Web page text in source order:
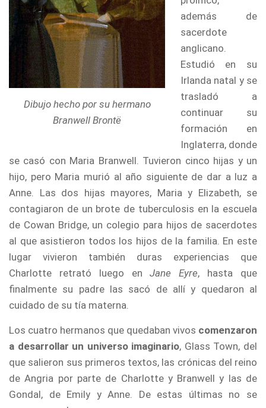
Dibujo hecho por su hermano
Branwell Brontë
además de
sacerdote
anglicano.
Estudió en su
Irlanda natal y se
trasladó a
continuar su
formación en
Inglaterra, donde
se casó con Maria Branwell. Tuvieron cinco hijas y un
hijo, pero Maria murió al año siguiente de dar a luz a
Anne. Las dos hijas mayores, Maria y Elizabeth, se
contagiaron de un brote de tuberculosis en la escuela
de Cowan Bridge, un colegio para hijos de sacerdotes
al que asistieron todos los hijos de la familia. En este
lugar vivieron también duras experiencias que
Charlotte retrató luego enJane Eyre, hasta que
finalmente su padre las sacó de allí y quedaron al
cuidado de su tía materna.
Los cuatro hermanos que quedaban vivos comenzaron
a desarrollar un universo imaginario, Glass Town, del
que salieron sus primeros textos, las crónicas del reino
de Angria por parte de Charlotte y Branwell y las de
Gondal, de Emily y Anne. De estas últimas no se